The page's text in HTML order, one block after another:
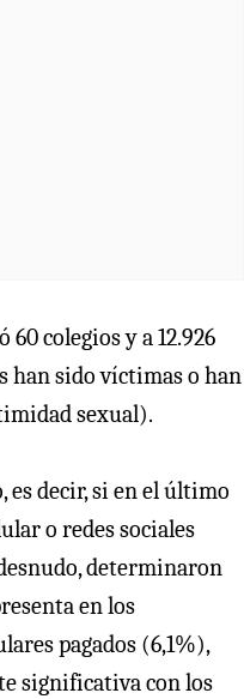
colegios y a 12.926
han sido víctimas o han
sexual).
decir, si en el último
o redes sociales
determinaron
en los
pagados (6,1%),
significativa con los